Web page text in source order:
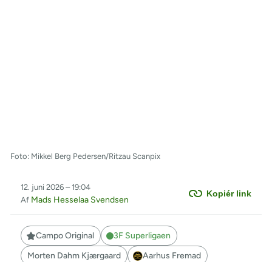
Foto: Mikkel Berg Pedersen/Ritzau Scanpix
Kopiér link
12. juni 2026 – 19:04
Af Mads Hesselaa Svendsen
Campo Original
3F Superligaen
Morten Dahm Kjærgaard
Aarhus Fremad